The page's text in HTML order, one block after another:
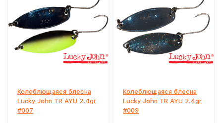
Колеблющаяся блесна
Lucky John TR AYU 2.4gr
#007
Колеблющаяся блесна
Lucky John TR AYU 2.4gr
#009